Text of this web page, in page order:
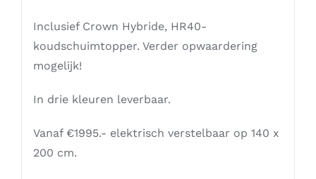
Inclusief Crown Hybride, HR40-
koudschuimtopper. Verder opwaardering
mogelijk!
In drie kleuren leverbaar.
Vanaf €1995.- elektrisch verstelbaar op 140 x
200 cm.